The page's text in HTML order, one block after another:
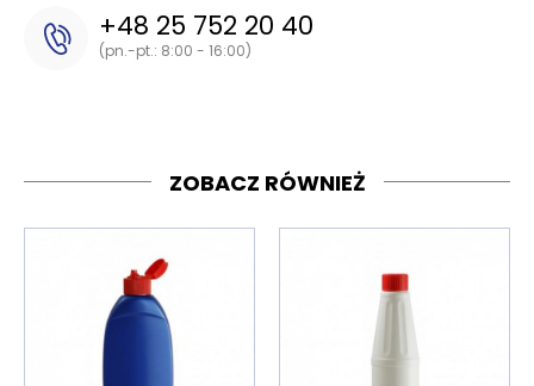
+48 25 752 20 40
(pn.-pt.: 8:00 - 16:00)
ZOBACZ RÓWNIEŻ